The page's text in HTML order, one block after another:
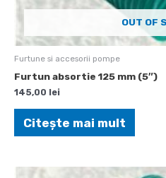
OUT OF
Furtune si accesorii pompe
Furtun absortie 125 mm (5″)
145,00 lei
Citește mai mult